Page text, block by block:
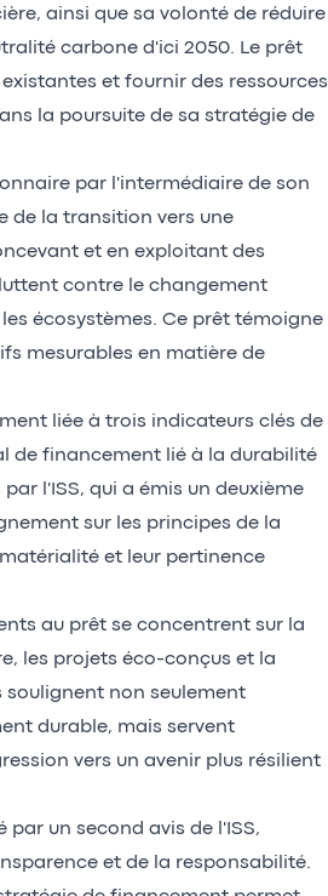
ainsi que sa volonté de réduire
carbone d'ici 2050. Le prêt
et fournir des ressources
la poursuite de sa stratégie de
par l'intermédiaire de son
de la transition vers une
et en exploitant des
contre le changement
écosystèmes. Ce prêt témoigne
mesurables en matière de
liée à trois indicateurs clés de
de financement lié à la durabilité
l'ISS, qui a émis un deuxième
sur les principes de la
et leur pertinence
au prêt se concentrent sur la
les projets éco-conçus et la
non seulement
durable, mais servent
vers un avenir plus résilient
par un second avis de l'ISS,
et de la responsabilité.